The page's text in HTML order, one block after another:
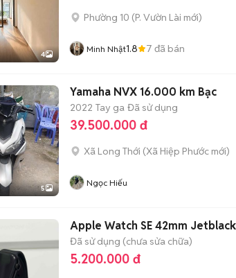
4
Phường 10 (P. Vườn Lài mới)
Minh Nhật1.8 7 đã bán
5
Yamaha NVX 16.000 km Bạc
2022 Tay ga Đã sử dụng
39.500.000 đ
Xã Long Thới (Xã Hiệp Phước mới)
Ngọc Hiếu
Apple Watch SE 42mm
Đã sử dụng (chưa sửa chữa)
5.200.000 đ